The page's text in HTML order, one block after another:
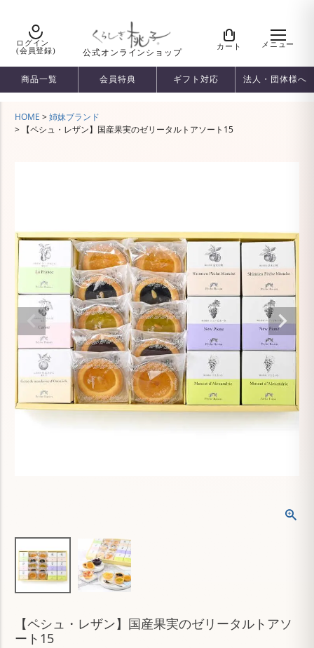
ログイン
(会員登録)
公式オンラインショップ
カート メニュー
商品一覧 会員特典 ギフト対応 法人・団体様へ
HOME
姉妹ブランド
【ペシュ・レザン】国産果実のゼリータルトアソート15
【ペシュ・レザン】国産果実のゼリータルトアソ
ート15